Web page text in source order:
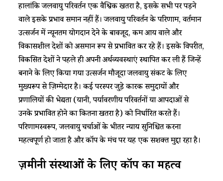
हालांकि जलवायु परिवर्तन एक वैश्विक खतरा है, इसके सभी पर पड़ने
वाले इसके प्रभाव समान नहीं हैं। जलवायु परिवर्तन के परिणाम, वर्तमान
उत्सर्जन में न्यूनतम योगदान देने के बावजूद, कम आय वाले और
विकासशील देशों को असमान रूप से प्रभावित कर रहे हैं। इसके विपरीत,
विकसित देशों ने पहले ही अपनी अर्थव्यवस्थाएं स्थापित कर ली हैं जिन्हें
बनाने के लिए किया गया उत्सर्जन मौजूदा जलवायु संकट के लिए
मुख्यरूप से ज़िम्मेदार है। कई परस्पर जुड़े कारक समुदायों और
प्रणालियों की भेद्यता (यानी, पर्यावरणीय परिवर्तनों या आपदाओं से
उनके प्रभावित होने का कितना खतरा है) को निर्धारित करते हैं।
परिणामस्वरूप, जलवायु चर्चाओं के भीतर न्याय सुनिश्चित करना
महत्वपूर्ण हो जाता है और कॉप के मंच पर यह एक सशक्त मुद्दा रहा है।
ज़मीनी संस्थाओं के लिए कॉप का महत्व